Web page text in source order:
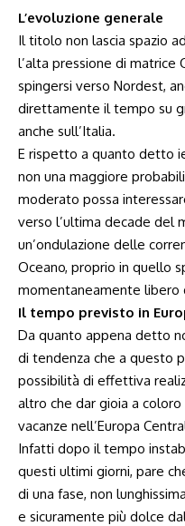
L’evoluzione generale
Il titolo non lascia spazio
l’alta pressione di matrice
spingersi verso Nordest,
direttamente il tempo su
anche sull’Italia.
E rispetto a quanto detto
non una maggiore
moderato possa
verso l’ultima decade del
un’ondulazione delle
Oceano, proprio in quello
momentaneamente libero
Il tempo previsto in
Da quanto appena detto
di tendenza che a questo
possibilità di effettiva
altro che dar gioia a
vacanze nell’Europa
Infatti dopo il tempo
questi ultimi giorni, pare
di una fase, non
e sicuramente più dolce